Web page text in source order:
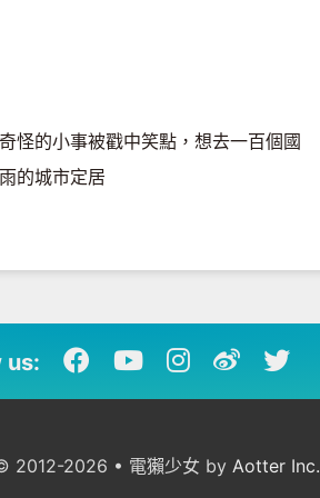
怪的小事被戳中笑點，想去一百個國
的城市定居
us:
2012-2026 • 電獺少女 by Aotter Inc.